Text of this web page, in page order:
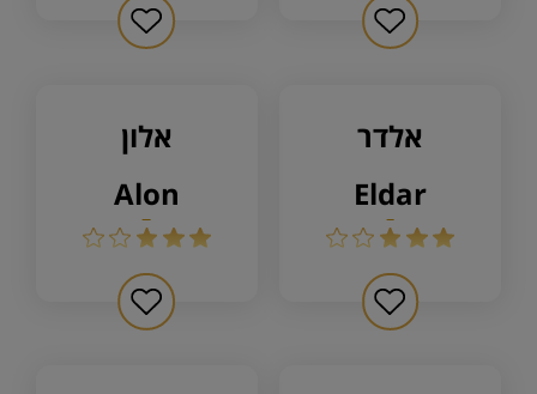
אלדר
eldar
אלון
alon